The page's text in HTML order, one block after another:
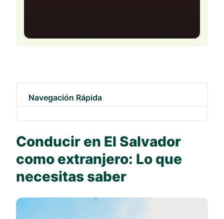
Navegación Rápida
Conducir en El Salvador
como extranjero: Lo que
necesitas saber